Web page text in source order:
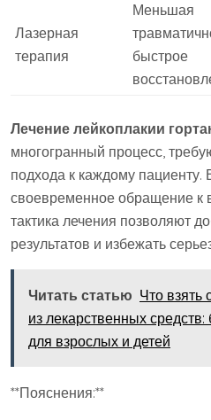
Лазерная
терапия
Меньшая
быстрое
Лечение лейкоплакии
многогранный процесс,
подхода к каждому пациенту.
своевременное обращение к
тактика лечения позволяют
результатов и избежать
Читать статью Что взять
из лекарственных
для взрослых и детей
**Пояснения:**